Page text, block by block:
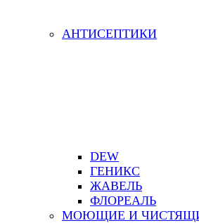
АНТИСЕПТИКИ
DEW
ГЕНИКС
ЖАВЕЛЬ
ФЛОРЕАЛЬ
МОЮЩИЕ И